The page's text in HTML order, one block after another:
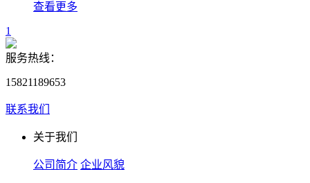
查看更多
1
服务热线：
15821189653
联系我们
关于我们
公司简介 企业风貌